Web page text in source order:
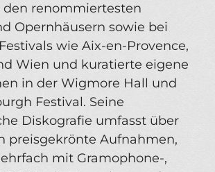
renommiertesten
Opernhäusern sowie bei
wie Aix-en-Provence,
Wien und kuratierte eigene
in der Wigmore Hall und
Festival. Seine
Diskografie umfasst über
preisgekrönte Aufnahmen,
mit Gramophone-,